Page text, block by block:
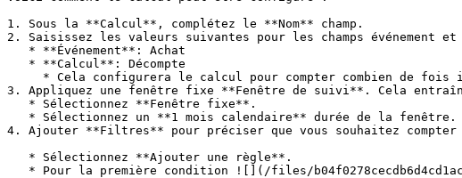
1. Sous la **Calcul**, complétez le **Nom** champ.
2. Saisissez les valeurs suivantes pour les champs événement
3. Appliquez une fenêtre fixe **Fenêtre de suivi**. Cela
4. Ajouter **Filtres** pour préciser que vous souhaitez compter